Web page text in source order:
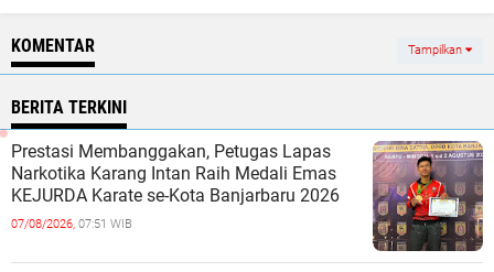
KOMENTAR Tampilkan
BERITA TERKINI
Prestasi Membanggakan, Petugas Lapas
Narkotika Karang Intan Raih Medali Emas
KEJURDA Karate se-Kota Banjarbaru 2026
07/08/2026, 07:51 WIB